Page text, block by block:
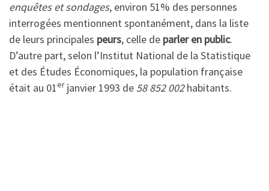
enquêtes et sondages, environ 51% des personnes
interrogées mentionnent spontanément, dans la liste
de leurs principales peurs, celle de parler en public.
D’autre part, selon l’Institut National de la Statistique
et des Études Économiques, la population française
était au 01erjanvier 1993 de 58 852 002habitants.